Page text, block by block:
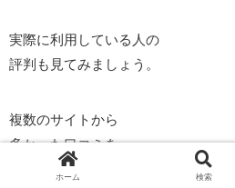
実際に利用している人の
評判も見てみましょう。
複数のサイトから
多かった口コミを
まとめました。
ホーム 検索